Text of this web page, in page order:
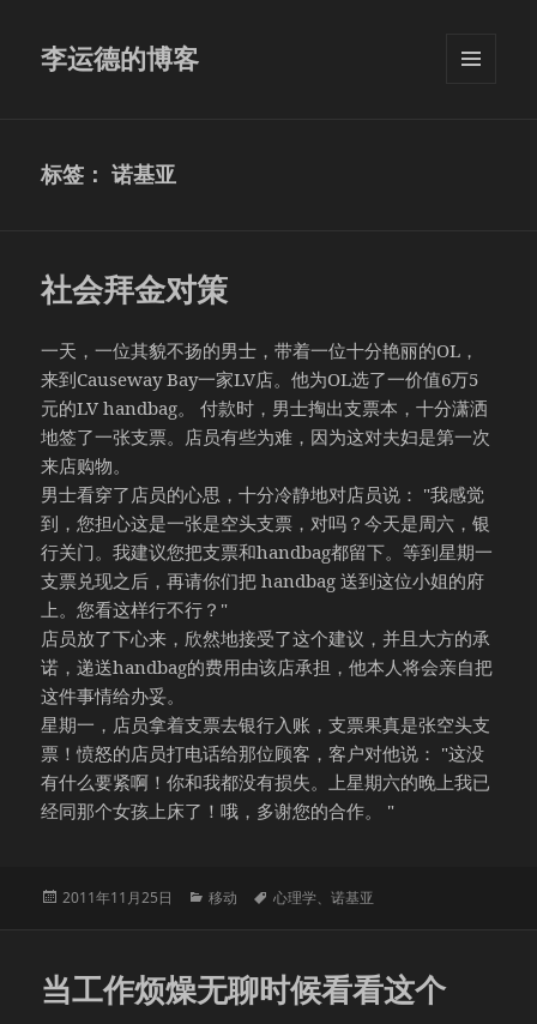
李运德的博客
标签：诺基亚
社会拜金对策
一天，一位其貌不扬的男士，带着一位十分艳丽的OL，
来到Causeway Bay一家LV店。他为OL选了一价值6万5
元的LV handbag。 付款时，男士掏出支票本，十分潇洒
地签了一张支票。店员有些为难，因为这对夫妇是第一次
来店购物。
男士看穿了店员的心思，十分冷静地对店员说： "我感觉
到，您担心这是一张是空头支票，对吗？今天是周六，银
行关门。我建议您把支票和handbag都留下。等到星期一
支票兑现之后，再请你们把 handbag 送到这位小姐的府
上。您看这样行不行？"
店员放了下心来，欣然地接受了这个建议，并且大方的承
诺，递送handbag的费用由该店承担，他本人将会亲自把
这件事情给办妥。
星期一，店员拿着支票去银行入账，支票果真是张空头支
票！愤怒的店员打电话给那位顾客，客户对他说： "这没
有什么要紧啊！你和我都没有损失。上星期六的晚上我已
经同那个女孩上床了！哦，多谢您的合作。 "
发
2011年11月25日
分
移动
标
心理学、诺基亚
当工作烦燥无聊时候看看这个